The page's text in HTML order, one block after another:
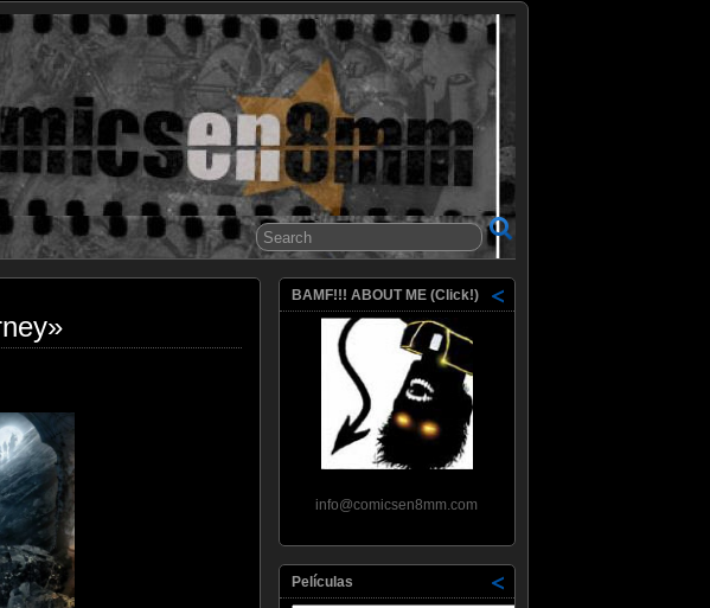
en 8mm
BAMF!!! ABOUT ME (Click!)
info@comicsen8mm.com
Películas